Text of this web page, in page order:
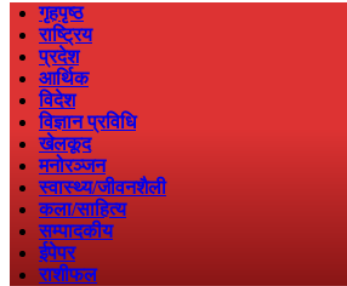
गृहपृष्ठ
राष्ट्रिय
प्रदेश
आर्थिक
विदेश
विज्ञान प्रविधि
खेलकूद
मनोरञ्जन
स्वास्थ्य/जीवनशैली
कला/साहित्य
सम्पादकीय
ईपेपर
राशीफल